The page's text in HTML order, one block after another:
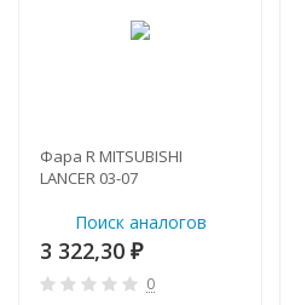
Фара R MITSUBISHI
LANCER 03-07
Поиск аналогов
3 322,30 ₽
0